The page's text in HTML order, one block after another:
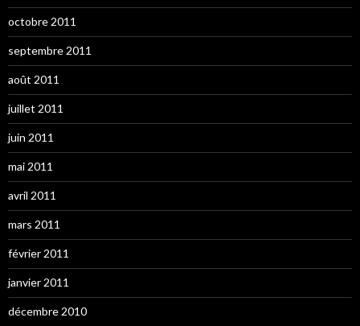
octobre 2011
septembre 2011
août 2011
juillet 2011
juin 2011
mai 2011
avril 2011
mars 2011
février 2011
janvier 2011
décembre 2010